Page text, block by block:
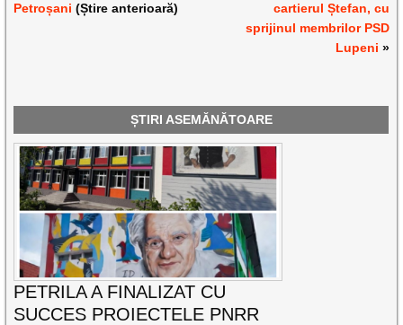
Petroșani (Știre anterioară)
cartierul Ștefan, cu
sprijinul membrilor PSD
Lupeni »
ȘTIRI ASEMĂNĂTOARE
PETRILA A FINALIZAT CU
SUCCES PROIECTELE PNRR